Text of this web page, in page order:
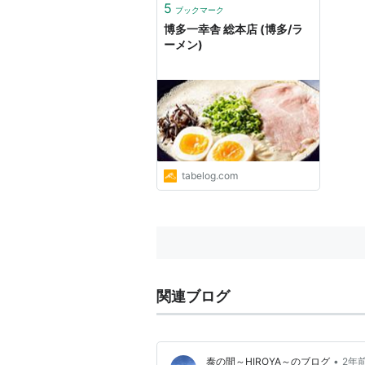
5 ブックマーク
博多一幸舎 総本店 (博多/ラ
ーメン)
tabelog.com
関連ブログ
泰の間～HIROYA～のブログ • 2年